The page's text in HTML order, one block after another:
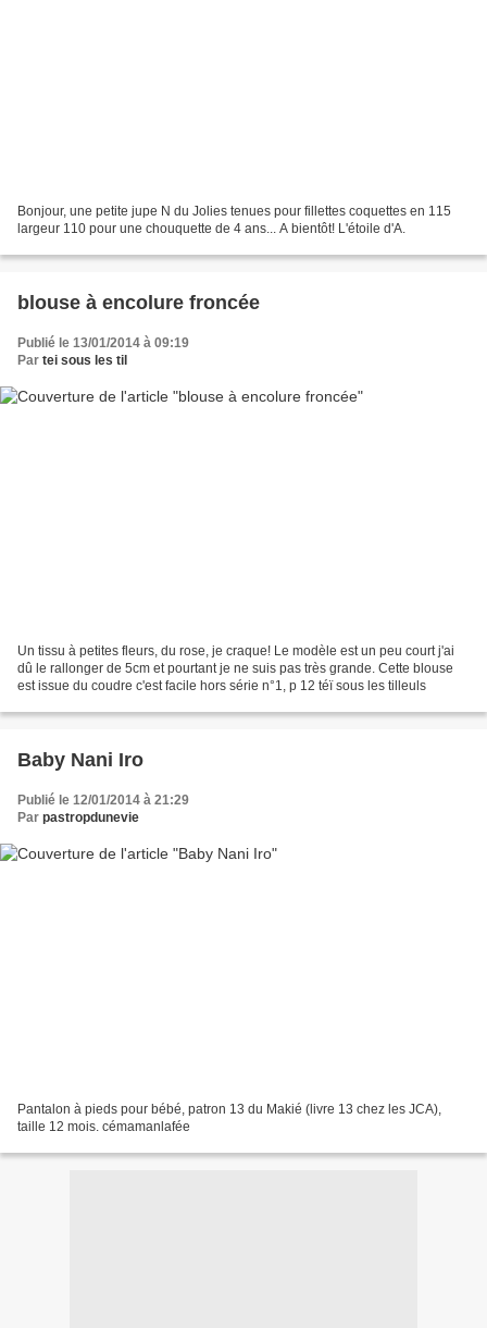
Bonjour, une petite jupe N du Jolies tenues pour fillettes coquettes en 115
largeur 110 pour une chouquette de 4 ans... A bientôt! L'étoile d'A.
blouse à encolure froncée
Publié le 13/01/2014 à 09:19
Par tei sous les til
Un tissu à petites fleurs, du rose, je craque! Le modèle est un peu court j'ai
dû le rallonger de 5cm et pourtant je ne suis pas très grande. Cette blouse
est issue du coudre c'est facile hors série n°1, p 12 téï sous les tilleuls
Baby Nani Iro
Publié le 12/01/2014 à 21:29
Par pastropdunevie
Pantalon à pieds pour bébé, patron 13 du Makié (livre 13 chez les JCA),
taille 12 mois. cémamanlafée